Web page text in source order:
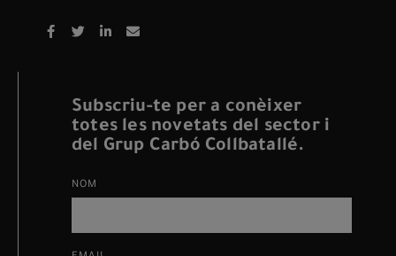
Subscriu-te per a conèixer
totes les novetats del sector i
del Grup Carbó Collbatallé.
NOM